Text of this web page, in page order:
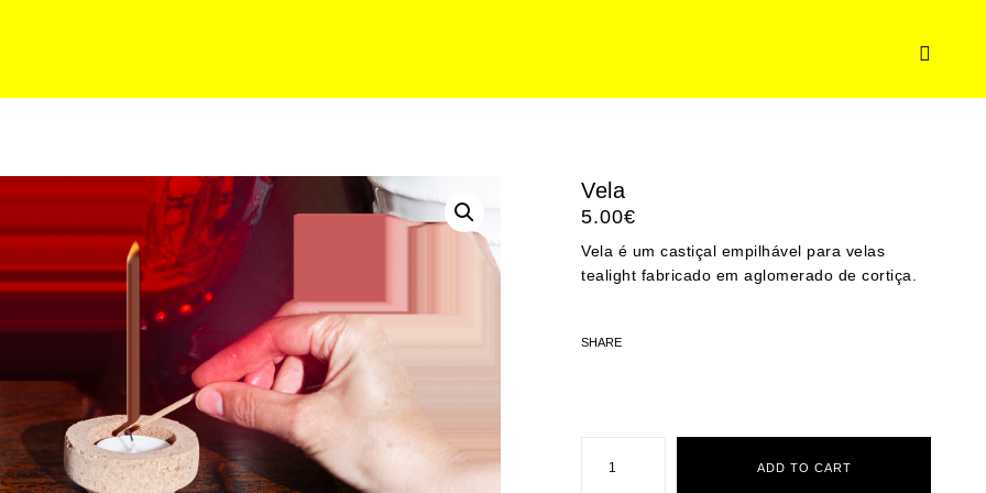
Vela
5.00€
Vela é um castiçal empilhável para velas
tealight fabricado em aglomerado de cortiça.
SHARE
quantity
ADD TO CART